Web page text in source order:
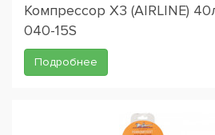
Компрессор X3 (AIRLINE)
040-15S
Подробнее